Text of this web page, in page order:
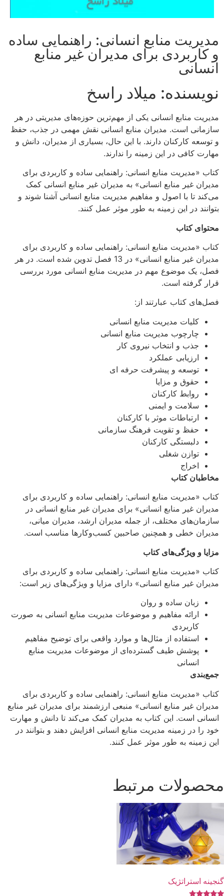
مدیریت منابع انسانی: راهنمایی ساده
و کاربردی برای مدیران غیر منابع
انسانی
نویسنده: میلاد راسخ
مدیریت منابع انسانی یکی از مهم‌ترین حوزه‌های مدیریتی در هر
سازمانی است. مدیران منابع انسانی نقش مهمی در جذب، حفظ
و توسعه کارکنان دارند. با این حال، بسیاری از مدیران، دانش و
مهارت کافی در این زمینه را ندارند.
کتاب «مدیریت منابع انسانی: راهنمایی ساده و کاربردی برای
مدیران غیر منابع انسانی» به مدیران غیر منابع انسانی کمک
می‌کند تا با اصول و مفاهیم مدیریت منابع انسانی آشنا شوند و
بتوانند در این زمینه به طور موثر عمل کنند.
محتوای کتاب
کتاب «مدیریت منابع انسانی: راهنمایی ساده و کاربردی برای
مدیران غیر منابع انسانی» در 13 فصل تدوین شده است. در هر
فصل، یک موضوع مهم در مدیریت منابع انسانی مورد بررسی
قرار گرفته است.
فصل‌های کتاب عبارتند از:
کلیات مدیریت منابع انسانی
چارچوب مدیریت منابع انسانی
جذب و انتخاب نیروی کار
ارزیابی عملکرد
توسعه و پیشرفت حرفه ای
حقوق و مزایا
روابط کارکنان
سلامت و ایمنی
ارتباطات موثر با کارکنان
حفظ و تقویت فرهنگ سازمانی
دلبستگی کارکنان
توازن شغلی
اخراج
مخاطبان کتاب
کتاب «مدیریت منابع انسانی: راهنمایی ساده و کاربردی برای
مدیران غیر منابع انسانی» برای مدیران غیر منابع انسانی در
سازمان‌های مختلف، از جمله مدیران ارشد، مدیران میانی،
مدیران خطی و همچنین صاحبین کسب‌وکارها مناسب است.
مزایا و ویژگی‌های کتاب
کتاب «مدیریت منابع انسانی: راهنمایی ساده و کاربردی برای
مدیران غیر منابع انسانی» دارای مزایا و ویژگی‌های زیر است:
زبان ساده و روان
ارائه مفاهیم و موضوعات مدیریت منابع انسانی به صورت
کاربردی
استفاده از مثال‌ها و موارد واقعی برای توضیح مفاهیم
پوشش طیف گسترده‌ای از موضوعات مدیریت منابع
انسانی
جمع‌بندی
کتاب «مدیریت منابع انسانی: راهنمایی ساده و کاربردی برای
مدیران غیر منابع انسانی» منبعی ارزشمند برای مدیران غیر منابع
انسانی است. این کتاب به مدیران کمک می‌کند تا دانش و مهارت
خود را در زمینه مدیریت منابع انسانی افزایش دهند و بتوانند در
این زمینه به طور موثر عمل کنند.
محصولات مرتبط
گنجینه استراتژیک